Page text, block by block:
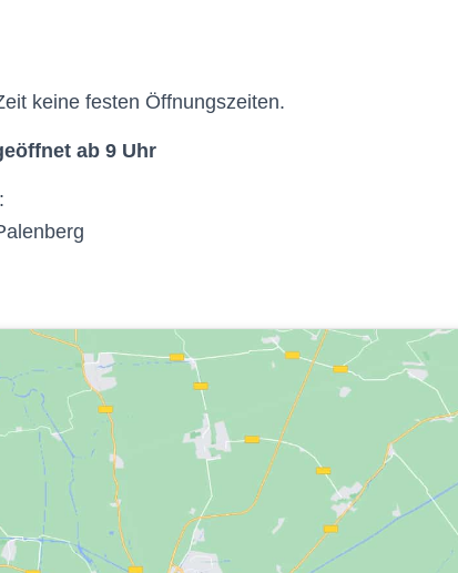
keine festen Öffnungszeiten.
ab 9 Uhr